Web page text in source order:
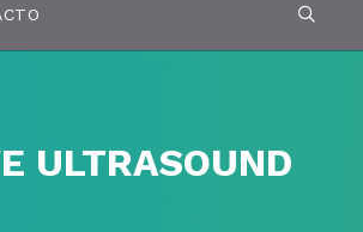
ULTRASOUND